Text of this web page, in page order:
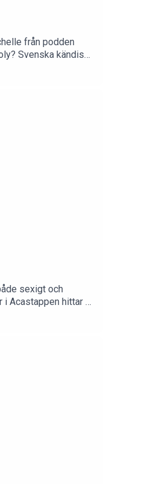
från podden
Svenska kändisar
sexigt och
Acastappen hittar ni